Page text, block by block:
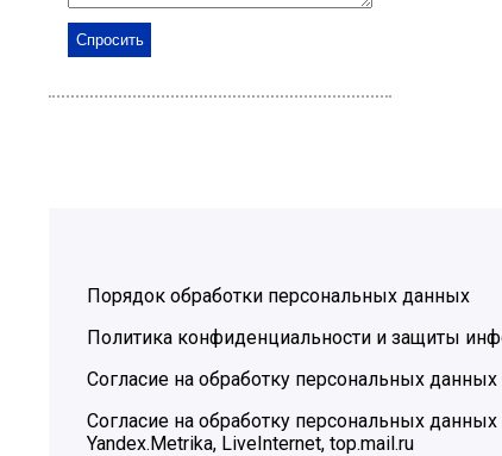
Порядок обработки персональных данных
Политика конфиденциальности и защиты
Согласие на обработку персональных данных
Согласие на обработку персональных
Yandex.Metrika, LiveInternet, top.mail.ru